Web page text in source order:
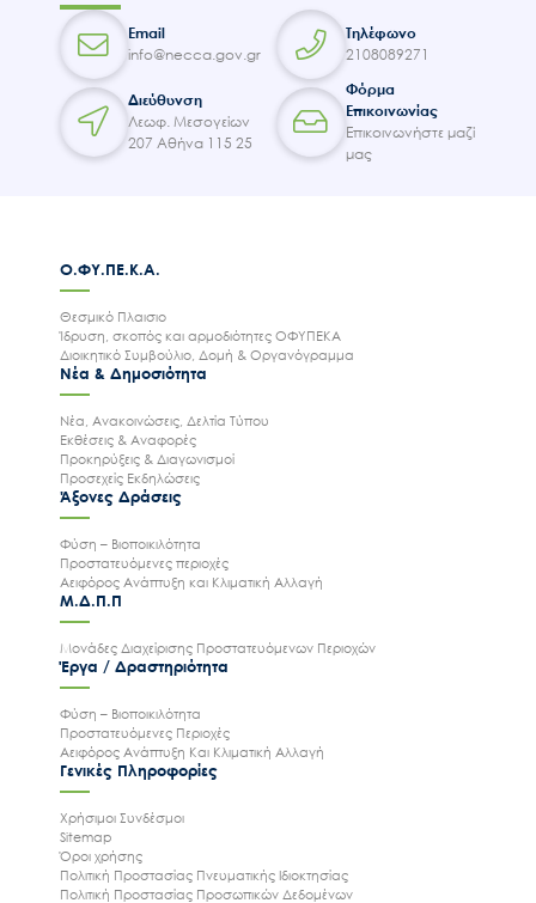
Επικοινωνία
Email
info@necca.gov.gr
Τηλέφωνο
2108089271
Διεύθυνση
Λεωφ. Μεσογείων
207 Αθήνα 115 25
Φόρμα
Επικοινωνίας
Επικοινωνήστε μαζί
μας
Ο.ΦΥ.ΠΕ.Κ.Α.
Θεσμικό Πλαισιο
Ίδρυση, σκοπός και αρμοδιότητες ΟΦΥΠΕΚΑ
Διοικητικό Συμβούλιο, Δομή & Οργανόγραμμα
Νέα & Δημοσιότητα
Νέα, Ανακοινώσεις, Δελτία Τύπου
Εκθέσεις & Αναφορές
Προκηρύξεις & Διαγωνισμοί
Προσεχείς Εκδηλώσεις
Άξονες Δράσεις
Φύση – Βιοποικιλότητα
Προστατευόμενες περιοχές
Αειφόρος Ανάπτυξη και Κλιματική Αλλαγή
Μ.Δ.Π.Π
Μονάδες Διαχείρισης Προστατευόμενων Περιοχών
Έργα / Δραστηριότητα
Φύση – Βιοποικιλότητα
Προστατευόμενες Περιοχές
Αειφόρος Ανάπτυξη Και Κλιματική Αλλαγή
Γενικές Πληροφορίες
Χρήσιμοι Συνδέσμοι
Sitemap
Όροι χρήσης
Πολιτική Προστασίας Πνευματικής Ιδιοκτησίας
Πολιτική Προστασίας Προσωπικών Δεδομένων